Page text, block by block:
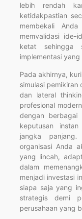
lebih rendah
ketidakpastian
membekali
memvalidasi
ketat sehingga
implementasi
Pada akhirnya,
simulasi
dan lateral
profesional
dengan berbagai
keputusan
jangka
organisasi Anda
yang lincah,
dalam
menjadi investasi
siapa saja yang
strategis demi
perusahaan yang